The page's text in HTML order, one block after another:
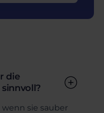
die
wenn sie sauber